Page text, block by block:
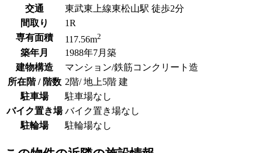
交通
東武東上線東松山駅 徒歩2分
間取り
1R
専有面積
117.56m2
築年月
1988年7月築
建物構造
マンション/鉄筋コンクリート造
所在階 / 階数 2階/ 地上5階 建
駐車場
駐車場なし
バイク置き場 バイク置き場なし
駐輪場
駐輪場なし